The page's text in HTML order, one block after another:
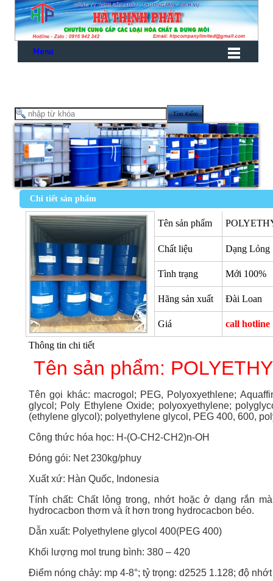
Menu
Chi tiết sản phẩm
Tên sản phẩm
Chất liệu Dạng Lỏng
Tình trạng Mới 100%
Hãng sản xuất Đài Loan
Giá call hotline
Thông tin chi tiết
Tên sản phẩm:
Tên gọi khác: macrogol; PEG, Polyoxyethlene;
glycol; Poly Ethylene Oxide; polyoxyethylene;
(ethylene glycol); polyethylene glycol, PEG 400, 600,
Công thức hóa học: H-(O-CH2-CH2)n-OH
Đóng gói: Net 230kg/phuy
Xuất xứ: Hàn Quốc, Indonesia
Tính chất: Chất lỏng trong, nhớt hoặc ở dạng rắn
hydrocacbon thơm và ít hơn trong hydrocacbon béo.
Dẫn xuất: Polyethylene glycol 400(PEG 400)
Khối lượng mol trung bình: 380 – 420
Điểm nóng chảy: mp 4-8°; tỷ trọng: d2525 1.128; độ